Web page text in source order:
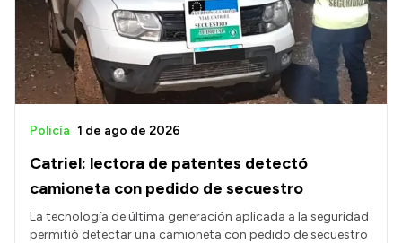
Catriel: lectora de patentes detectó
camioneta con pedido de secuestro
Policía 1 de ago de 2026
La tecnología de última generación aplicada a la seguridad
permitió detectar una camioneta con pedido de secuestro